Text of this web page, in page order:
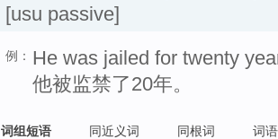
[usu passive]
例： He was jailed for twenty
他被监禁了20年。
词组短语 同近义词 同根词 词